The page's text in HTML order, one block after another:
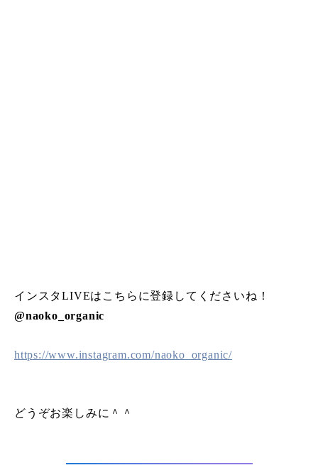
インスタLIVEはこちらに登録してくださいね！
@naoko_organic
https://www.instagram.com/naoko_organic/
どうぞお楽しみに＾＾